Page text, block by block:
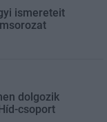
ismereteit
dolgozik
csoport